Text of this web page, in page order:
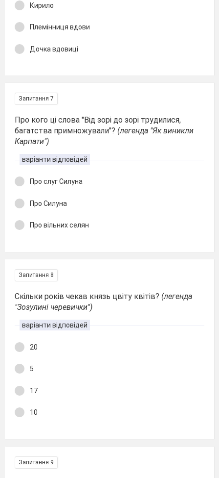
Кирило
Племінниця вдови
Дочка вдовиці
Запитання 7
Про кого ці слова "Від зорі до зорі трудилися,
багатства примножували"? (легенда "Як виникли
Карпати")
варіанти відповідей
Про слуг Силуна
Про Силуна
Про вільних селян
Запитання 8
Скільки років чекав князь цвіту квітів? (легенда
"Зозулині черевички")
варіанти відповідей
20
5
17
10
Запитання 9